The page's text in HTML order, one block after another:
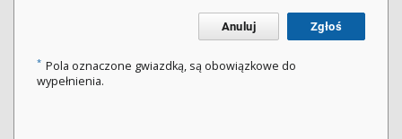
Anuluj Zgłoś
* Pola oznaczone gwiazdką, są obowiązkowe do
wypełnienia.